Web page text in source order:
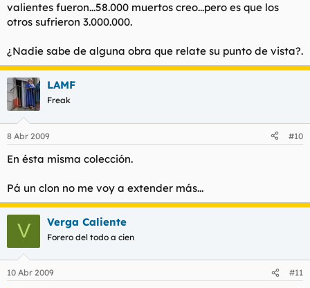
valientes fueron...58.000 muertos creo...pero es que los
otros sufrieron 3.000.000.
¿Nadie sabe de alguna obra que relate su punto de vista?.
LAMF
Freak
8 Abr 2009 #10
En ésta misma colección.
Pá un clon no me voy a extender más...
V Verga Caliente
Forero del todo a cien
10 Abr 2009 #11